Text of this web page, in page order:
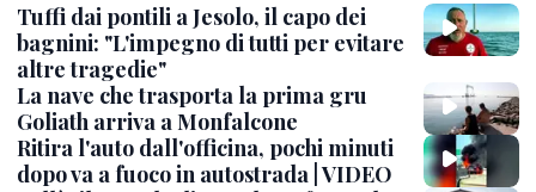
Tuffi dai pontili a Jesolo, il capo dei
bagnini: "L'impegno di tutti per evitare
altre tragedie"
La nave che trasporta la prima gru
Goliath arriva a Monfalcone
Ritira l'auto dall'officina, pochi minuti
dopo va a fuoco in autostrada | VIDEO